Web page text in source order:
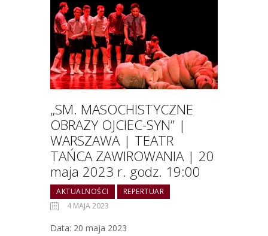
„SM. MASOCHISTYCZNE
OBRAZY OJCIEC-SYN” |
WARSZAWA | TEATR
TAŃCA ZAWIROWANIA | 20
maja 2023 r. godz. 19:00
AKTUALNOŚCI
REPERTUAR
4 MAJA 2023
Data: 20 maja 2023